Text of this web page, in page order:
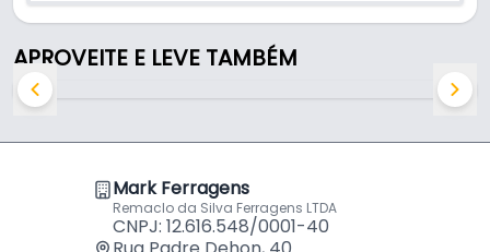
APROVEITE E LEVE TAMBÉM
Mark Ferragens
Remaclo da Silva Ferragens LTDA
CNPJ: 12.616.548/0001-40